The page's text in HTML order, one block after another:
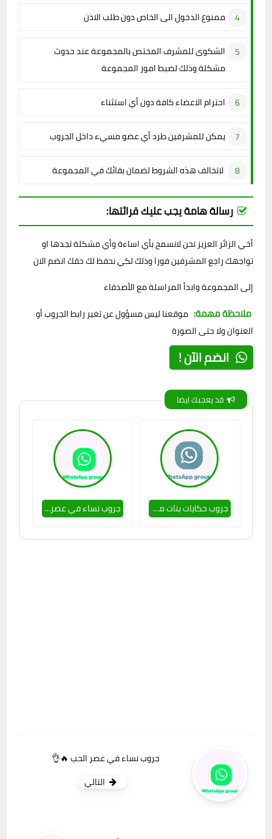
ممنوع الدخول الى الخاص دون طلب الاذن
الشكوى للمشرف المختص بالمجموعة عند حدوث
مشكلة وذلك لضبط امور المجموعة
احترام الاعضاء كافة دون أي استثناء
يمكن للمشرفين طرد أي عضو مسيء داخل الجروب
لاتخالف هذه الشروط لضمان بقائك في المجموعة
رسالة هامة يجب عليك قرائتها:
أخي الزائر العزيز نحن لانسمح بأي اساءة وأي مشكلة تجدها او
تواجهك راجع المشرفين فورا وذلك لكي نحفظ لك حقك انضم الان
إلى المجموعة وابدأ المراسلة مع الأصدقاء
ملاحظة مهمة: موقعنا ليس مسؤول عن تغير رابط الجروب أو
العنوان ولا حتى الصورة
انضم الآن !
قد يعجبك ايضا
جروب حكايات بنات مصر 🔥💕 جروب نساء في عصر الحب 🔥👌
جروب نساء في عصر الحب 🔥👌
التالي